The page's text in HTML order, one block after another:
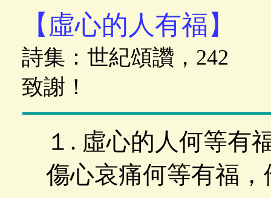
【虛心的人有福】
詩集：世紀頌讚，
致謝！
１. 虛心的人何等
傷心哀痛何等有福